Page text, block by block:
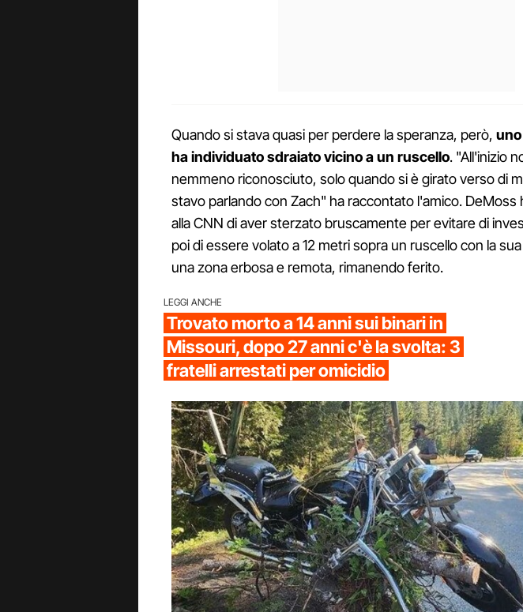
Quando si stava quasi per perdere la speranza, però,
ha individuato sdraiato vicino a un ruscello. "All'inizio
nemmeno riconosciuto, solo quando si è girato verso di
stavo parlando con Zach" ha raccontato l'amico. DeMoss
alla CNN di aver sterzato bruscamente per evitare di
poi di essere volato a 12 metri sopra un ruscello con la
una zona erbosa e remota, rimanendo ferito.
LEGGI ANCHE
Trovato morto a 14 anni sui binari in
Missouri, dopo 27 anni c'è la svolta: 3
fratelli arrestati per omicidio